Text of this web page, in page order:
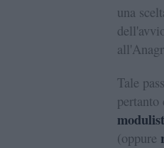
una
Tale
(oppure